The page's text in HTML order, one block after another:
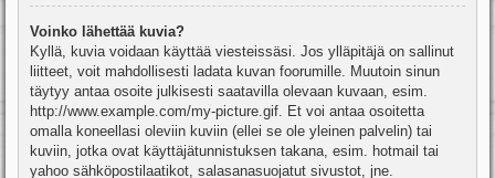
Voinko lähettää kuvia?
Kyllä, kuvia voidaan käyttää viesteissäsi. Jos ylläpitäjä on sallinut
liitteet, voit mahdollisesti ladata kuvan foorumille. Muutoin sinun
täytyy antaa osoite julkisesti saatavilla olevaan kuvaan, esim.
http://www.example.com/my-picture.gif. Et voi antaa osoitetta
omalla koneellasi oleviin kuviin (ellei se ole yleinen palvelin) tai
kuviin, jotka ovat käyttäjätunnistuksen takana, esim. hotmail tai
yahoo sähköpostilaatikot, salasanasuojatut sivustot, jne.